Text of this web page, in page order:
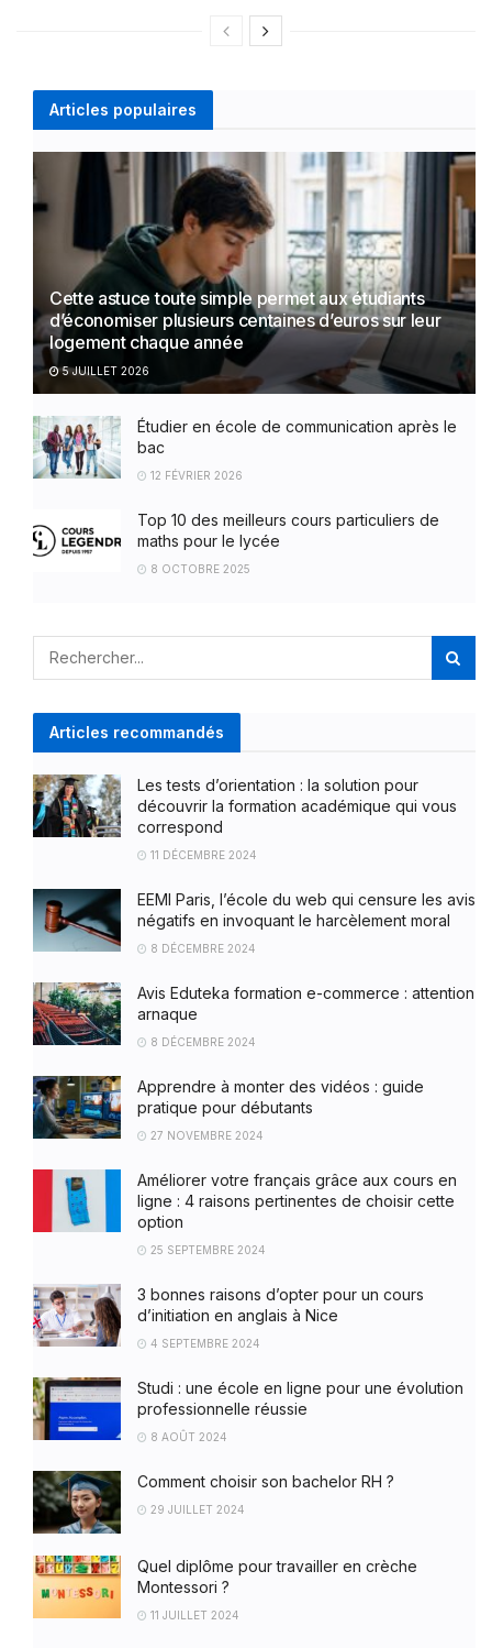
Articles populaires
Cette astuce toute simple permet aux étudiants
d’économiser plusieurs centaines d’euros sur leur
logement chaque année
5 JUILLET 2026
Étudier en école de communication après le
bac
12 FÉVRIER 2026
Top 10 des meilleurs cours particuliers de
maths pour le lycée
8 OCTOBRE 2025
Articles recommandés
Les tests d’orientation : la solution pour
découvrir la formation académique qui vous
correspond
11 DÉCEMBRE 2024
EEMI Paris, l’école du web qui censure les avis
négatifs en invoquant le harcèlement moral
8 DÉCEMBRE 2024
Avis Eduteka formation e-commerce : attention
arnaque
8 DÉCEMBRE 2024
Apprendre à monter des vidéos : guide
pratique pour débutants
27 NOVEMBRE 2024
Améliorer votre français grâce aux cours en
ligne : 4 raisons pertinentes de choisir cette
option
25 SEPTEMBRE 2024
3 bonnes raisons d’opter pour un cours
d’initiation en anglais à Nice
4 SEPTEMBRE 2024
Studi : une école en ligne pour une évolution
professionnelle réussie
8 AOÛT 2024
Comment choisir son bachelor RH ?
29 JUILLET 2024
Quel diplôme pour travailler en crèche
Montessori ?
11 JUILLET 2024